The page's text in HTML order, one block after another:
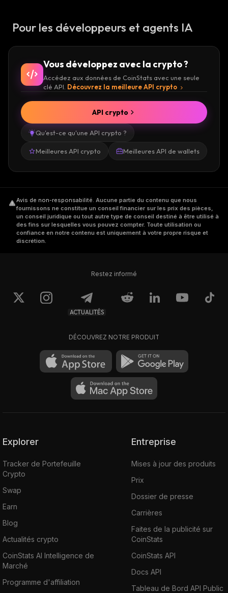
Pour les développeurs et agents IA
Vous développez avec la crypto ?
Accédez aux données de CoinStats avec une seule
clé API. Découvrez la meilleure API crypto
Qu'est-ce qu'une API crypto ?
Meilleures API crypto Meilleures API de wallets
API crypto
Avis de non-responsabilité. Aucune partie du contenu que nous
fournissons ne constitue un conseil financier sur les prix des pièces,
un conseil juridique ou tout autre type de conseil destiné à être utilisé à
des fins sur lesquelles vous pouvez compter. Toute utilisation ou
confiance en notre contenu est uniquement à votre propre risque et
discrétion.
Restez informé
ACTUALITÉS
DÉCOUVREZ NOTRE PRODUIT
Explorer
Tracker de Portefeuille
Crypto
Swap
Earn
Blog
Actualités crypto
CoinStats AI Intelligence de
Marché
Programme d'affiliation
Entreprise
Mises à jour des produits
Prix
Dossier de presse
Carrières
Faites de la publicité sur
CoinStats
CoinStats API
Docs API
Tableau de Bord API Public